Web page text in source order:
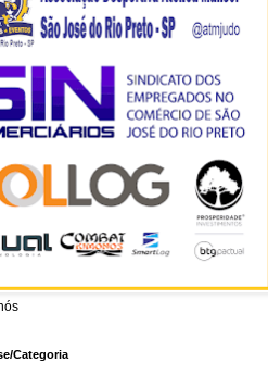
Categoria